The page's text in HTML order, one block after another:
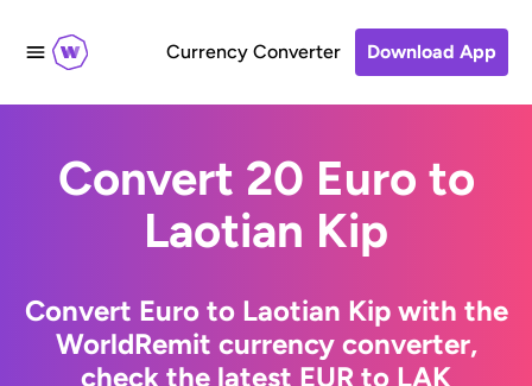
Currency Converter Download App
Convert 20 Euro to
Laotian Kip
Convert Euro to Laotian Kip with the
WorldRemit currency converter,
check the latest EUR to LAK